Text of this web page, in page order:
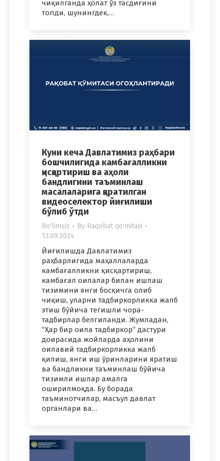
чиқилганда ҳолат ўз тасдиғини
топди, шунингдек,…
Куни кеча Давлатимиз раҳбари
бошчилигида камбағалликни
қисқартириш ва аҳоли
бандлигини таъминлаш
масалаларига қаратилган
видеоселектор йиғилиши
бўлиб ўтди
Bo'limsiz By Raqobat qo'mitasi
13.09.2024
Йиғилишда Давлатимиз
раҳбарлигида маҳаллаларда
камбағалликни қисқартириш,
камбағал оилалар билан ишлаш
тизимини янги босқичга олиб
чиқиш, уларни тадбиркорликка жалб
этиш бўйича тегишли чора-
тадбирлар белгиланди. Жумладан,
“Ҳар бир оила тадбиркор” дастури
доирасида жойларда аҳолини
оилавий тадбиркорликка жалб
қилиш, янги иш ўринларини яратиш
ва бандликни таъминлаш бўйича
тизимли ишлар амалга
оширилмоқда. Бу борада
таъминотчилар, масъул давлат
органлари ва…